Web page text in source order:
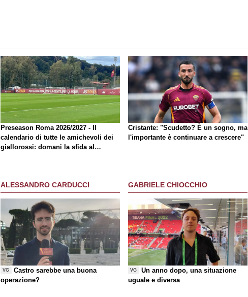
Preseason Roma 2026/2027 - Il
calendario di tutte le amichevoli dei
giallorossi: domani la sfida al
Cristante: "Scudetto? È un sogno, ma
l'importante è continuare a crescere"
ALESSANDRO CARDUCCI
VG
Castro sarebbe una buona
operazione?
GABRIELE CHIOCCHIO
VG
Un anno dopo, una situazione
uguale e diversa